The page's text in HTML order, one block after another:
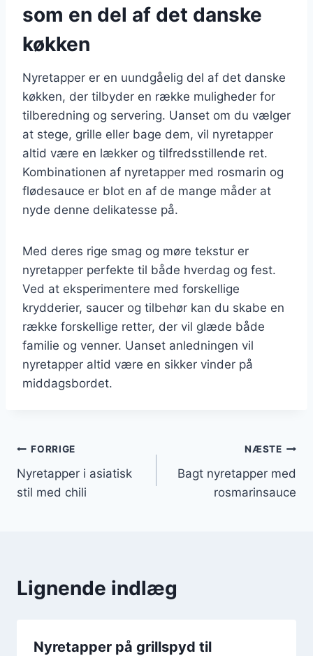
som en del af det danske
køkken
Nyretapper er en uundgåelig del af det danske
køkken, der tilbyder en række muligheder for
tilberedning og servering. Uanset om du vælger
at stege, grille eller bage dem, vil nyretapper
altid være en lækker og tilfredsstillende ret.
Kombinationen af nyretapper med rosmarin og
flødesauce er blot en af de mange måder at
nyde denne delikatesse på.
Med deres rige smag og møre tekstur er
nyretapper perfekte til både hverdag og fest.
Ved at eksperimentere med forskellige
krydderier, saucer og tilbehør kan du skabe en
række forskellige retter, der vil glæde både
familie og venner. Uanset anledningen vil
nyretapper altid være en sikker vinder på
middagsbordet.
Indlægsnavigation
FORRIGE
Nyretapper i asiatisk
stil med chili
NÆSTE
Bagt nyretapper med
rosmarinsauce
Lignende indlæg
Nyretapper på grillspyd til